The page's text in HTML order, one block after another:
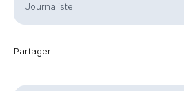
Journaliste
Partager